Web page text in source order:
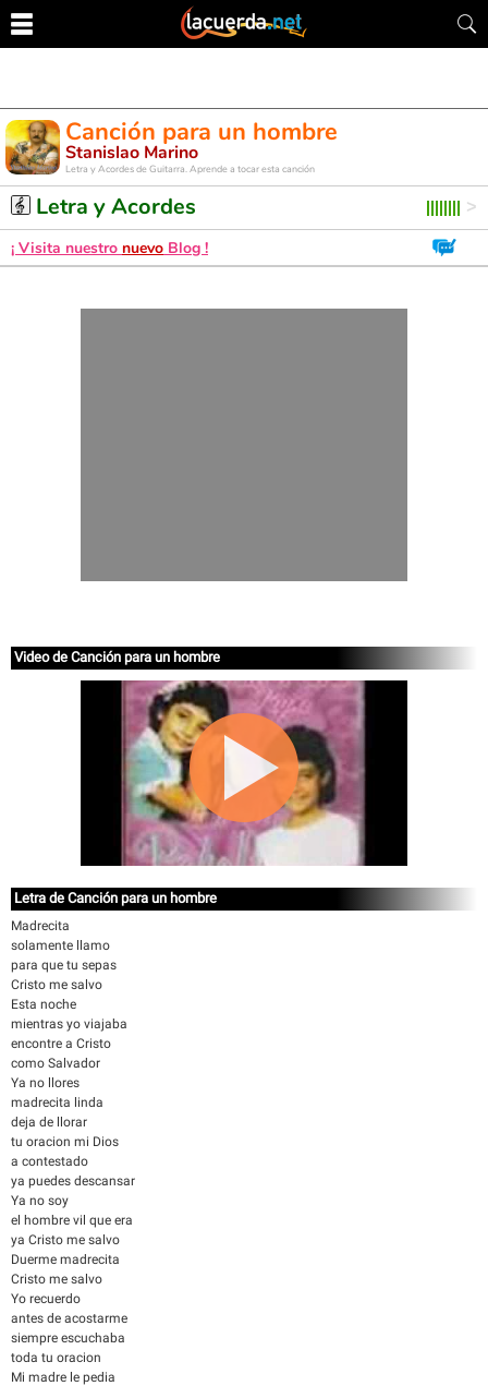
Canción para un hombre
Stanislao Marino
Letra y Acordes de Guitarra. Aprende a tocar esta canción
Letra y Acordes
¡ Visita nuestro nuevo Blog !
Video de Canción para un hombre
Letra de Canción para un hombre
Madrecita
solamente llamo
para que tu sepas
Cristo me salvo
Esta noche
mientras yo viajaba
encontre a Cristo
como Salvador
Ya no llores
madrecita linda
deja de llorar
tu oracion mi Dios
a contestado
ya puedes descansar
Ya no soy
el hombre vil que era
ya Cristo me salvo
Duerme madrecita
Cristo me salvo
Yo recuerdo
antes de acostarme
siempre escuchaba
toda tu oracion
Mi madre le pedia